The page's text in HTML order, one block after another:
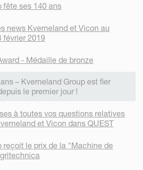
fête ses 140 ans
news Kverneland et Vicon au
février 2019
- Médaille de bronze
– Kverneland Group est fier
le premier jour !
à toutes vos questions relatives
et Vicon dans QUEST
reçoit le prix de la "Machine de